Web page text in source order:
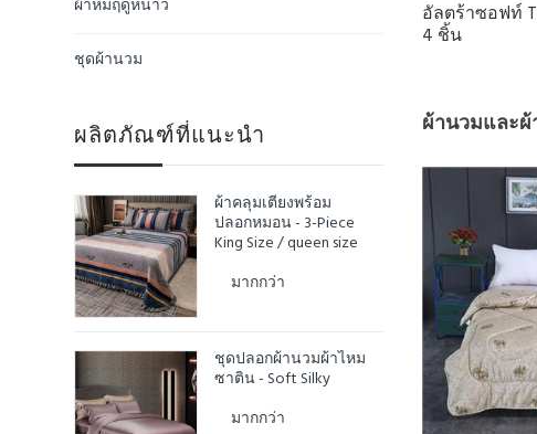
อัลตร้าซอฟท์
4 ชิ้น
ผ้านวมและ
ผ้าห่มฤดูหนาว
ชุดผ้านวม
ผลิตภัณฑ์ที่แนะนำ
ผ้าคลุมเตียงพร้อม
ปลอกหมอน - 3-Piece
King Size / queen size
มากกว่า
ชุดปลอกผ้านวมผ้าไหม
ซาติน - Soft Silky
มากกว่า